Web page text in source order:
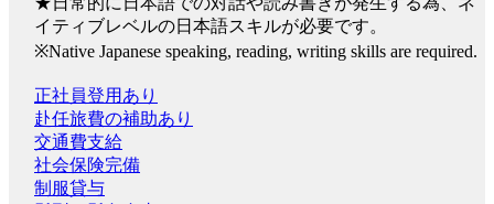
イティブレベルの日本語スキルが必要です。
※Native Japanese speaking, reading, writing skills are required.
正社員登用あり
赴任旅費の補助あり
交通費支給
社会保険完備
制服貸与